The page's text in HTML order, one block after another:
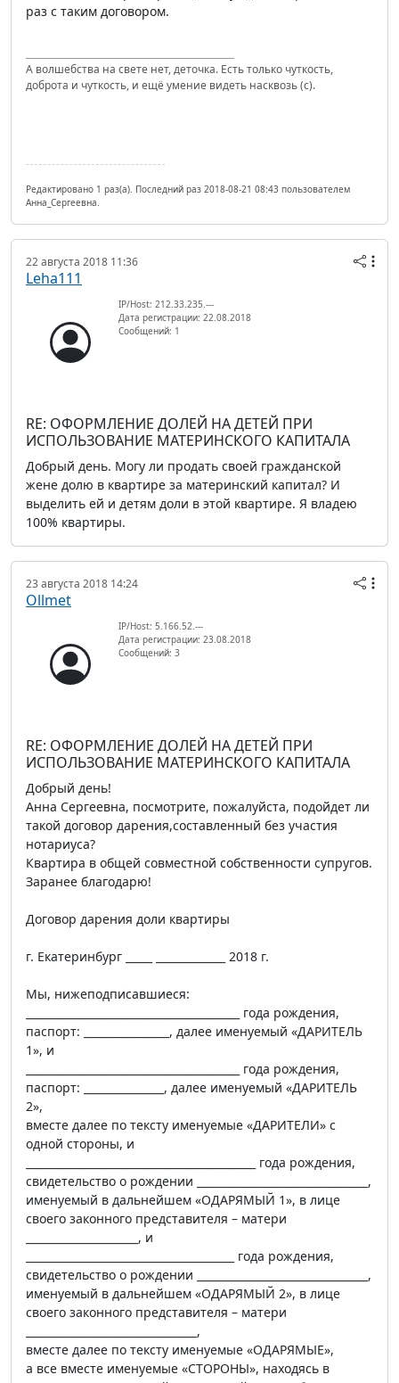
раз с таким договором.
А волшебства на свете нет, деточка. Есть только чуткость,
доброта и чуткость, и ещё умение видеть насквозь (с).
Редактировано 1 раз(а). Последний раз 2018-08-21 08:43 пользователем
Анна_Сергеевна.
22 августа 2018 11:36
Leha111
IP/Host: 212.33.235.---
Дата регистрации: 22.08.2018
Сообщений: 1
RE: ОФОРМЛЕНИЕ ДОЛЕЙ НА ДЕТЕЙ ПРИ
ИСПОЛЬЗОВАНИЕ МАТЕРИНСКОГО КАПИТАЛА
Добрый день. Могу ли продать своей гражданской
жене долю в квартире за материнский капитал? И
выделить ей и детям доли в этой квартире. Я владею
100% квартиры.
23 августа 2018 14:24
Ollmet
IP/Host: 5.166.52.---
Дата регистрации: 23.08.2018
Сообщений: 3
RE: ОФОРМЛЕНИЕ ДОЛЕЙ НА ДЕТЕЙ ПРИ
ИСПОЛЬЗОВАНИЕ МАТЕРИНСКОГО КАПИТАЛА
Добрый день!
Анна Сергеевна, посмотрите, пожалуйста, подойдет ли
такой договор дарения,составленный без участия
нотариуса?
Квартира в общей совместной собственности супругов.
Заранее благодарю!
Договор дарения доли квартиры
г. Екатеринбург _____ _____________ 2018 г.
Мы, нижеподписавшиеся:
________________________________________ года рождения,
паспорт: ________________, далее именуемый «ДАРИТЕЛЬ
1», и
________________________________________ года рождения,
паспорт: _______________, далее именуемый «ДАРИТЕЛЬ
2»,
вместе далее по тексту именуемые «ДАРИТЕЛИ» с
одной стороны, и
___________________________________________ года рождения,
свидетельство о рождении ________________________________,
именуемый в дальнейшем «ОДАРЯМЫЙ 1», в лице
своего законного представителя – матери
_____________________, и
_______________________________________ года рождения,
свидетельство о рождении ________________________________,
именуемый в дальнейшем «ОДАРЯМЫЙ 2», в лице
своего законного представителя – матери
________________________________,
вместе далее по тексту именуемые «ОДАРЯМЫЕ»,
а все вместе именуемые «СТОРОНЫ», находясь в